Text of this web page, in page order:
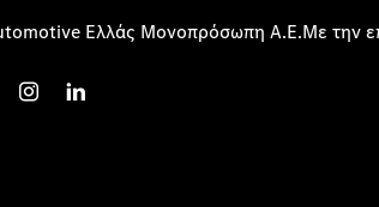
Ελλάς Μονοπρόσωπη Α.Ε.Με την